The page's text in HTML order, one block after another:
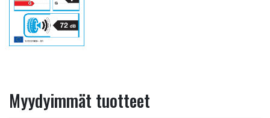
Myydyimmät tuotteet